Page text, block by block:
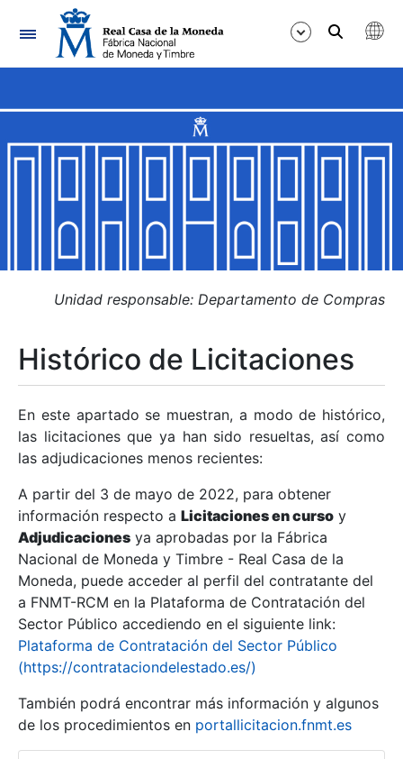
Navegación
Mostrar/Ocultar
Mostrar/Ocultar
Mostrar/Ocultar
Mostrar/Ocultar
Mostrar/Ocultar
Mostrar/Ocultar
Unidad responsable: Departamento de Compras
Histórico de Licitaciones
En este apartado se muestran, a modo de histórico,
las licitaciones que ya han sido resueltas, así como
las adjudicaciones menos recientes:
A partir del 3 de mayo de 2022, para obtener
información respecto a Licitaciones en curso y
Adjudicaciones ya aprobadas por la Fábrica
Nacional de Moneda y Timbre - Real Casa de la
Moneda, puede acceder al perfil del contratante del
a FNMT-RCM en la Plataforma de Contratación del
Sector Público accediendo en el siguiente link:
Plataforma de Contratación del Sector Público
(https://contrataciondelestado.es/)
También podrá encontrar más información y algunos
de los procedimientos en portallicitacion.fnmt.es